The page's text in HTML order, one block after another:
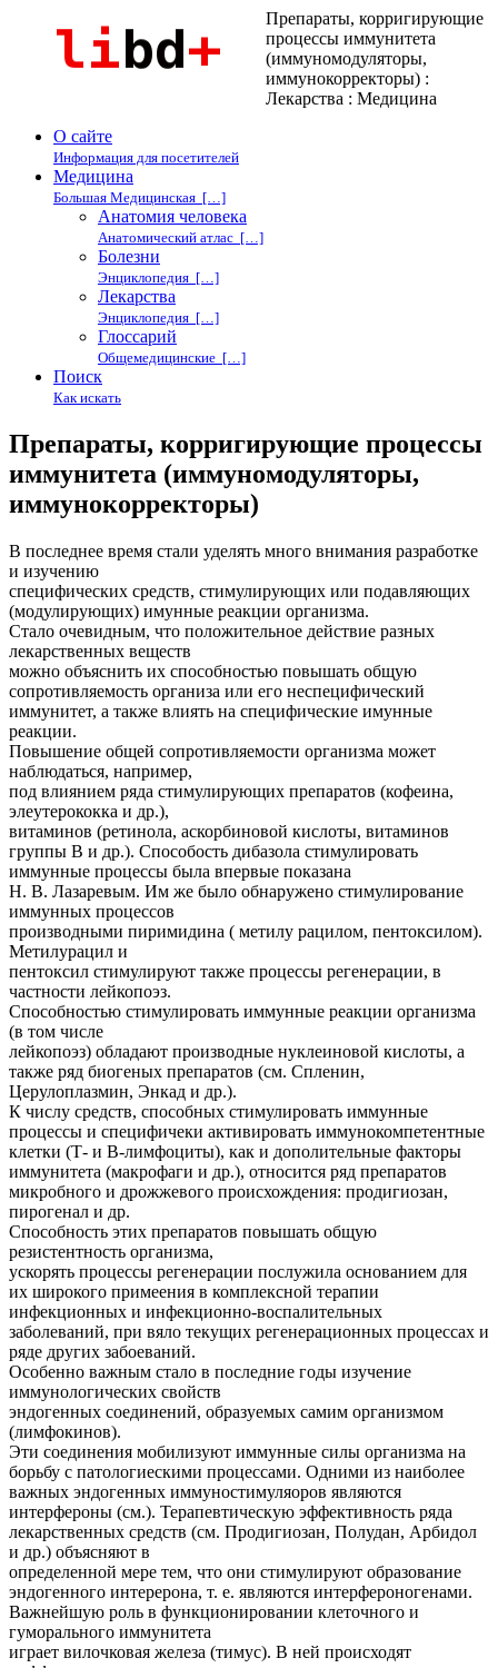
Препараты, корригирующие
процессы иммунитета
(иммуномодуляторы,
иммунокорректоры) :
Лекарства : Медицина
О сайте
Информация для посетителей
Медицина
Большая Медицинская […]
Анатомия человека
Анатомический атлас […]
Болезни
Энциклопедия […]
Лекарства
Энциклопедия […]
Глоссарий
Общемедицинские […]
Поиск
Как искать
Препараты, корригирующие процессы
иммунитета (иммуномодуляторы,
иммунокорректоры)
В последнее время стали уделять много внимания разработке
и изучению
специфических средств, стимулирующих или подавляющих
(модулирующих) имунные реакции организма.
Стало очевидным, что положительное действие разных
лекарственных веществ
можно объяснить их способностью повышать общую
сопротивляемость организа или его неспецифический
иммунитет, а также влиять на специфические имунные
реакции.
Повышение общей сопротивляемости организма может
наблюдаться, например,
под влиянием ряда стимулирующих препаратов (кофеина,
элеутерококка и др.),
витаминов (ретинола, аскорбиновой кислоты, витаминов
группы В и др.). Способость дибазола стимулировать
иммунные процессы была впервые показана
Н. В. Лазаревым. Им же было обнаружено стимулирование
иммунных процессов
производными пиримидина ( метилу рацилом, пентоксилом).
Метилурацил и
пентоксил стимулируют также процессы регенерации, в
частности лейкопоэз.
Способностью стимулировать иммунные реакции организма
(в том числе
лейкопоэз) обладают производные нуклеиновой кислоты, а
также ряд биогеных препаратов (см. Спленин,
Церулоплазмин, Энкад и др.).
К числу средств, способных стимулировать иммунные
процессы и специфичеки активировать иммунокомпетентные
клетки (Т- и В-лимфоциты), как и дополительные факторы
иммунитета (макрофаги и др.), относится ряд препаратов
микробного и дрожжевого происхождения: продигиозан,
пирогенал и др.
Способность этих препаратов повышать общую
резистентность организма,
ускорять процессы регенерации послужила основанием для
их широкого примеения в комплексной терапии
инфекционных и инфекционно-воспалительных
заболеваний, при вяло текущих регенерационных процессах и
ряде других забоеваний.
Особенно важным стало в последние годы изучение
иммунологических свойств
эндогенных соединений, образуемых самим организмом
(лимфокинов).
Эти соединения мобилизуют иммунные силы организма на
борьбу с патологиескими процессами. Одними из наиболее
важных эндогенных иммуностимуляоров являются
интерфероны (см.). Терапевтическую эффективность ряда
лекарственных средств (см. Продигиозан, Полудан, Арбидол
и др.) объясняют в
определенной мере тем, что они стимулируют образование
эндогенного интерерона, т. е. являются интерфероногенами.
Важнейшую роль в функционировании клеточного и
гуморального иммунитета
играет вилочковая железа (тимус). В ней происходят